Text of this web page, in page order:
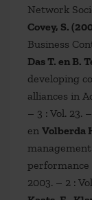
Network
Covey, S.
Business
Das T. en B.
developing
alliances in
– 3 : Vol. 23.
en Volberda
performance
2003. – 2 :